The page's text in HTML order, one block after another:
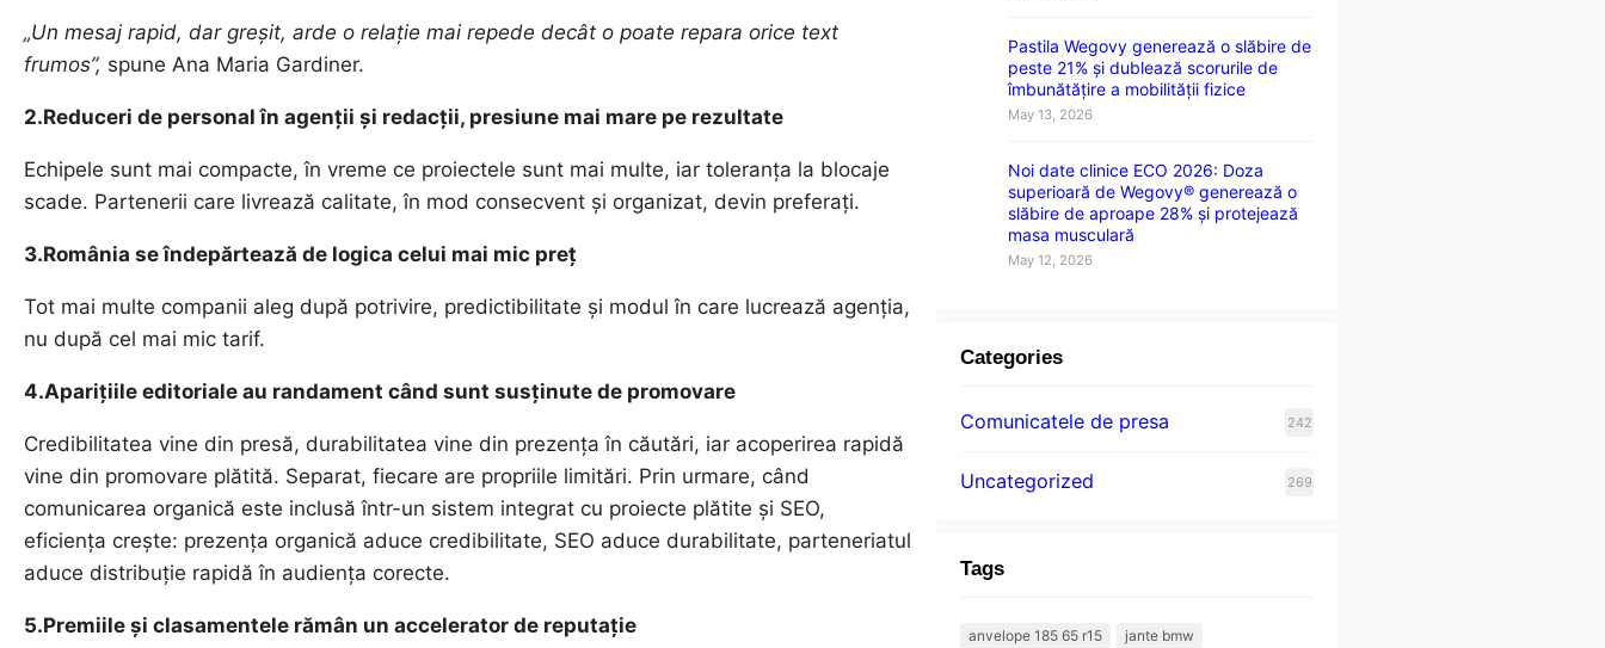
„Un mesaj rapid, dar greșit, arde o relație mai repede decât o poate repara orice text
frumos”, spune Ana Maria Gardiner.
2.Reduceri de personal în agenții și redacții, presiune mai mare pe rezultate
Echipele sunt mai compacte, în vreme ce proiectele sunt mai multe, iar toleranța la blocaje
scade. Partenerii care livrează calitate, în mod consecvent și organizat, devin preferați.
3.România se îndepărtează de logica celui mai mic preț
Tot mai multe companii aleg după potrivire, predictibilitate și modul în care lucrează agenția,
nu după cel mai mic tarif.
4.Aparițiile editoriale au randament când sunt susținute de promovare
Credibilitatea vine din presă, durabilitatea vine din prezența în căutări, iar acoperirea rapidă
vine din promovare plătită. Separat, fiecare are propriile limitări. Prin urmare, când
comunicarea organică este inclusă într-un sistem integrat cu proiecte plătite și SEO,
eficiența crește: prezența organică aduce credibilitate, SEO aduce durabilitate, parteneriatul
aduce distribuție rapidă în audiența corecte.
5.Premiile și clasamentele rămân un accelerator de reputație
Pastila Wegovy generează o slăbire de
peste 21% și dublează scorurile de
îmbunătățire a mobilității fizice
May 13, 2026
Noi date clinice ECO 2026: Doza
superioară de Wegovy® generează o
slăbire de aproape 28% și protejează
masa musculară
May 12, 2026
Categories
Comunicatele de presa 242
Uncategorized 269
Tags
anvelope 185 65 r15 jante bmw